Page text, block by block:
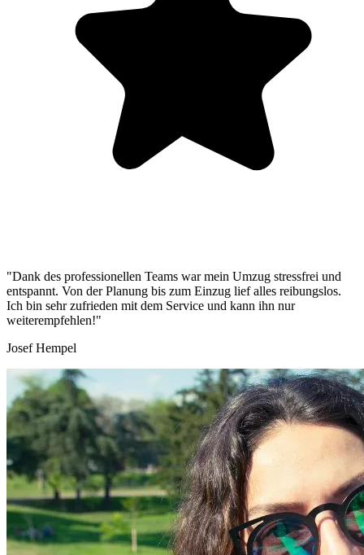
"Dank des professionellen Teams war mein Umzug stressfrei und
entspannt. Von der Planung bis zum Einzug lief alles reibungslos.
Ich bin sehr zufrieden mit dem Service und kann ihn nur
weiterempfehlen!"
Josef Hempel